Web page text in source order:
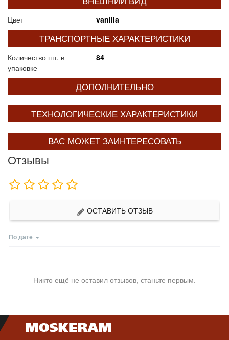
Цвет vanilla
ТРАНСПОРТНЫЕ ХАРАКТЕРИСТИКИ
Количество шт. в
упаковке
84
ДОПОЛНИТЕЛЬНО
ТЕХНОЛОГИЧЕСКИЕ ХАРАКТЕРИСТИКИ
ВАС МОЖЕТ ЗАИНТЕРЕСОВАТЬ
Отзывы
ОСТАВИТЬ ОТЗЫВ
По дате
Никто ещё не оставил отзывов, станьте первым.